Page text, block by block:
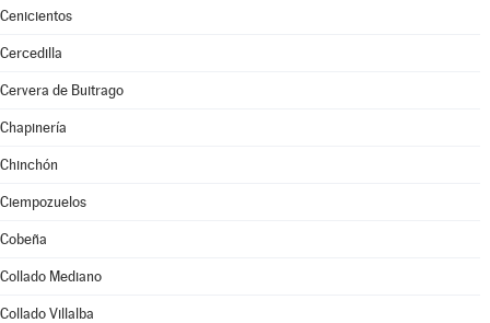
Cenicientos
Cercedilla
Cervera de Buitrago
Chapinería
Chinchón
Ciempozuelos
Cobeña
Collado Mediano
Collado Villalba